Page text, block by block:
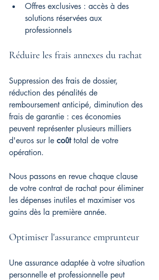
Offres exclusives : accès à des
solutions réservées aux
professionnels
Réduire les frais annexes du rachat
Suppression des frais de dossier,
réduction des pénalités de
remboursement anticipé, diminution des
frais de garantie : ces économies
peuvent représenter plusieurs milliers
d'euros sur le coût total de votre
opération.
Nous passons en revue chaque clause
de votre contrat de rachat pour éliminer
les dépenses inutiles et maximiser vos
gains dès la première année.
Optimiser l'assurance emprunteur
Une assurance adaptée à votre situation
personnelle et professionnelle peut